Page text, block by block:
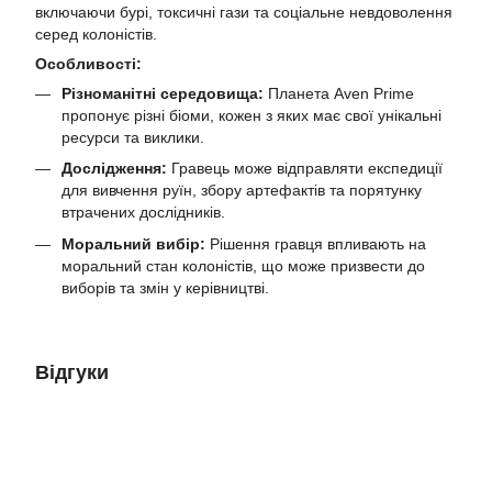
включаючи бурі, токсичні гази та соціальне невдоволення
серед колоністів.
Особливості:
Різноманітні середовища: Планета Aven Prime
пропонує різні біоми, кожен з яких має свої унікальні
ресурси та виклики.
Дослідження: Гравець може відправляти експедиції
для вивчення руїн, збору артефактів та порятунку
втрачених дослідників.
Моральний вибір: Рішення гравця впливають на
моральний стан колоністів, що може призвести до
виборів та змін у керівництві.
Відгуки